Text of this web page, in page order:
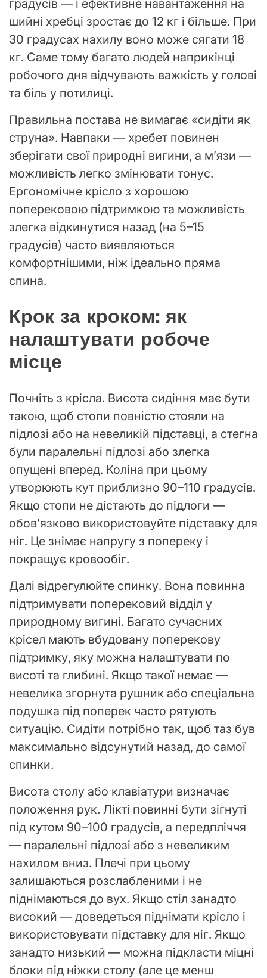
градусів — і ефективне навантаження на
шийні хребці зростає до 12 кг і більше. При
30 градусах нахилу воно може сягати 18
кг. Саме тому багато людей наприкінці
робочого дня відчувають важкість у голові
та біль у потилиці.
Правильна постава не вимагає «сидіти як
струна». Навпаки — хребет повинен
зберігати свої природні вигини, а м’язи —
можливість легко змінювати тонус.
Ергономічне крісло з хорошою
поперековою підтримкою та можливість
злегка відкинутися назад (на 5–15
градусів) часто виявляються
комфортнішими, ніж ідеально пряма
спина.
Крок за кроком: як
налаштувати робоче
місце
Почніть з крісла. Висота сидіння має бути
такою, щоб стопи повністю стояли на
підлозі або на невеликій підставці, а стегна
були паралельні підлозі або злегка
опущені вперед. Коліна при цьому
утворюють кут приблизно 90–110 градусів.
Якщо стопи не дістають до підлоги —
обов’язково використовуйте підставку для
ніг. Це знімає напругу з попереку і
покращує кровообіг.
Далі відрегулюйте спинку. Вона повинна
підтримувати поперековий відділ у
природному вигині. Багато сучасних
крісел мають вбудовану поперекову
підтримку, яку можна налаштувати по
висоті та глибині. Якщо такої немає —
невелика згорнута рушник або спеціальна
подушка під поперек часто рятують
ситуацію. Сидіти потрібно так, щоб таз був
максимально відсунутий назад, до самої
спинки.
Висота столу або клавіатури визначає
положення рук. Лікті повинні бути зігнуті
під кутом 90–100 градусів, а передпліччя
— паралельні підлозі або з невеликим
нахилом вниз. Плечі при цьому
залишаються розслабленими і не
піднімаються до вух. Якщо стіл занадто
високий — доведеться піднімати крісло і
використовувати підставку для ніг. Якщо
занадто низький — можна підкласти міцні
блоки під ніжки столу (але це менш